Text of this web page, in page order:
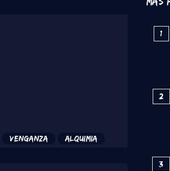
Venganza Alquimia
1
2
3